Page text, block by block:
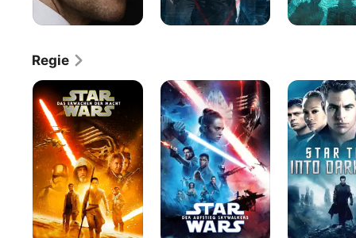
Regie
Star
Wars:
Das
Erwachen
der
Macht
Star
Wars:
Der
Aufstieg
Skywalkers
Star
Trek
Into
Darkness